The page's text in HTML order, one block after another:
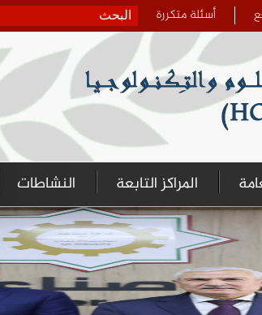
أسئلة متكررة استمارة البحث
‏بحث ‏
المراكز التابعة النشاطات